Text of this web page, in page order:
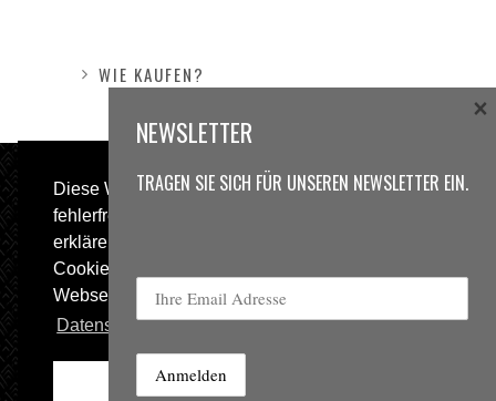
Diese Webseite verwendet Cookies für die
fehlerfreie Funktion der Webseite. Sie
erklären sich mit der Nutzung von wichtigen
Cookies einverstanden wenn Sie diese
Webseite nutzen.
Datenschutzerklärung
Ok
WIE KAUFEN?
© 2013 Sweetspot Guitars. All rights reserved.
Impressum|AGBs
NEWSLETTER
TRAGEN SIE SICH FÜR UNSEREN NEWSLETTER EIN.
×